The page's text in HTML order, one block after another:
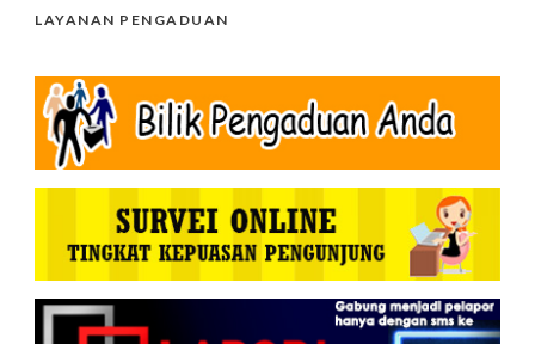
LAYANAN PENGADUAN